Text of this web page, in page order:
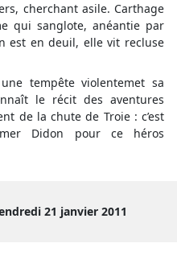
cherchant asile. Carthage
qui sanglote, anéantie par
est en deuil, elle vit recluse
tempête violentemet sa
le récit des aventures
de la chute de Troie : c’est
Didon pour ce héros
21 janvier 2011